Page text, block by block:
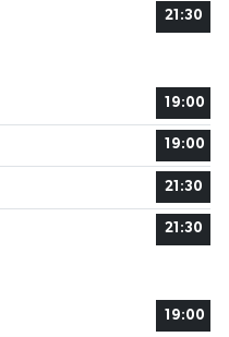
21:30
19:00
19:00
21:30
21:30
19:00